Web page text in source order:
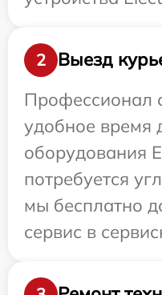
2
Выезд
Профессионал
удобное время
оборудования
потребуется
мы бесплатно
сервис в